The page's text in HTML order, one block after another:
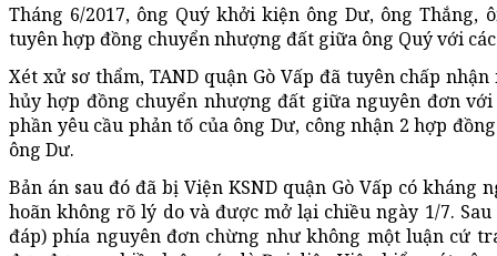
Tháng 6/2017, ông Quý khởi kiện ông Dư, ông Thắng,
tuyên hợp đồng chuyển nhượng đất giữa ông Quý với
Xét xử sơ thẩm, TAND quận Gò Vấp đã tuyên chấp
hủy hợp đồng chuyển nhượng đất giữa nguyên đơn
phần yêu cầu phản tố của ông Dư, công nhận 2 hợp
ông Dư.
Bản án sau đó đã bị Viện KSND quận Gò Vấp có
hoãn không rõ lý do và được mở lại chiều ngày 1/7.
đáp) phía nguyên đơn chừng như không một luận cứ